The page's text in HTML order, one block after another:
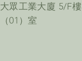
大眾工業大廈 5/F樓
（01）室